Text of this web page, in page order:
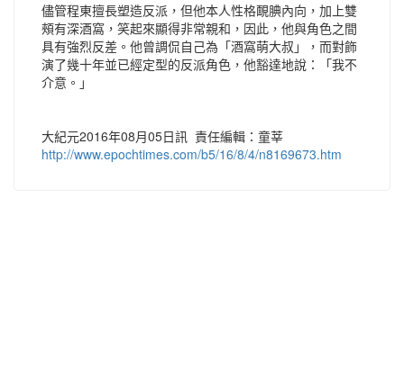
儘管程東擅長塑造反派，但他本人性格靦腆內向，加上雙
頰有深酒窩，笑起來顯得非常親和，因此，他與角色之間
具有強烈反差。他曾調侃自己為「酒窩萌大叔」，而對飾
演了幾十年並已經定型的反派角色，他豁達地說：「我不
介意。」
大紀元2016年08月05日訊 責任編輯：童莘
http://www.epochtimes.com/b5/16/8/4/n8169673.htm